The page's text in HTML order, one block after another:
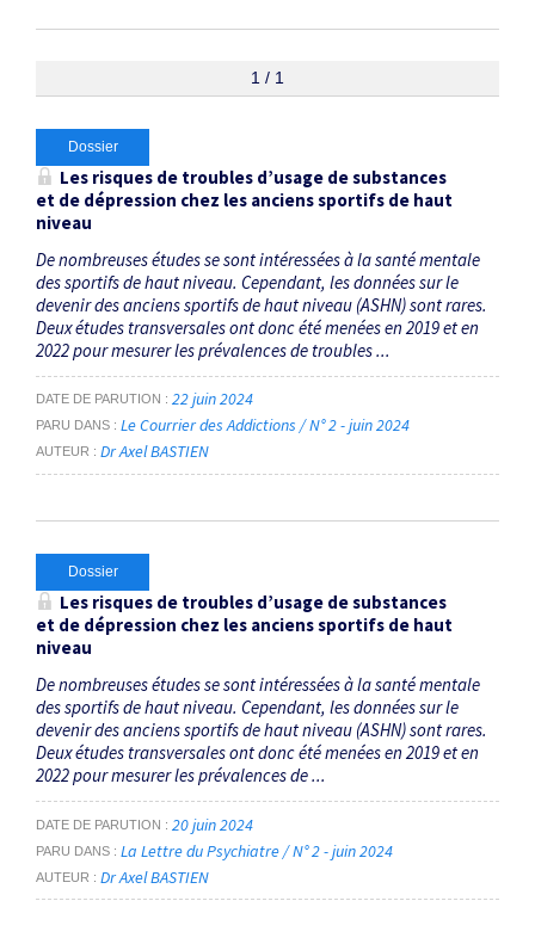
1 / 1
Dossier
Les risques de troubles d’usage de substances
et de dépression chez les anciens sportifs de haut
niveau
De nombreuses études se sont intéressées à la santé mentale
des sportifs de haut niveau. Cependant, les données sur le
devenir des anciens sportifs de haut niveau (ASHN) sont rares.
Deux études transversales ont donc été menées en 2019 et en
2022 pour mesurer les prévalences de troubles ...
DATE DE PARUTION 22 juin 2024
PARU DANS Le Courrier des Addictions / N° 2 - juin 2024
AUTEUR Dr Axel BASTIEN
Dossier
Les risques de troubles d’usage de substances
et de dépression chez les anciens sportifs de haut
niveau
De nombreuses études se sont intéressées à la santé mentale
des sportifs de haut niveau. Cependant, les données sur le
devenir des anciens sportifs de haut niveau (ASHN) sont rares.
Deux études transversales ont donc été menées en 2019 et en
2022 pour mesurer les prévalences de ...
DATE DE PARUTION 20 juin 2024
PARU DANS La Lettre du Psychiatre / N° 2 - juin 2024
AUTEUR Dr Axel BASTIEN